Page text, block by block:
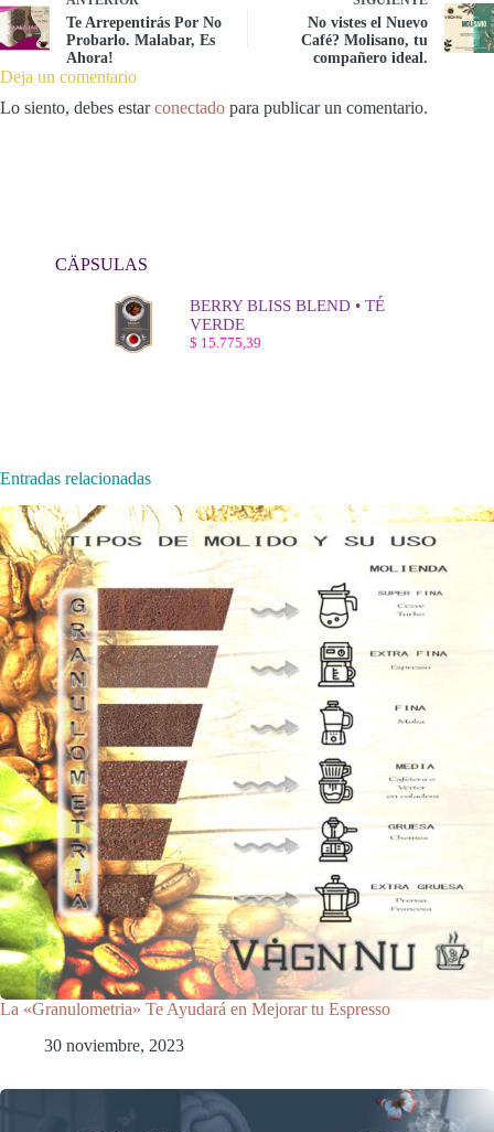
Te Arrepentirás Por No
Probarlo. Malabar, Es
Ahora!
No vistes el Nuevo
Café? Molisano, tu
compañero ideal.
Deja un comentario
Lo siento, debes estarconectado para publicar un comentario.
CÄPSULAS
BERRY BLISS BLEND • TÉ
VERDE
$ 15.775,39
Entradas relacionadas
La «Granulometria» Te Ayudará en Mejorar tu Espresso
30 noviembre, 2023